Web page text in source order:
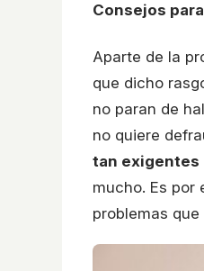
Consejos
Aparte de la
que dicho
no paran de
no quiere
tan exigentes
mucho. Es por
problemas